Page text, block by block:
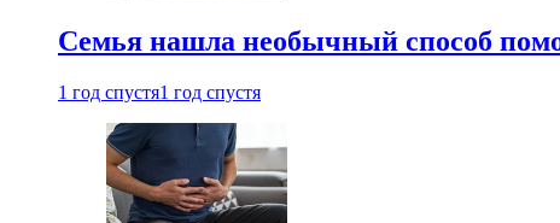
Семья нашла необычный способ
1 год спустя1 год спустя